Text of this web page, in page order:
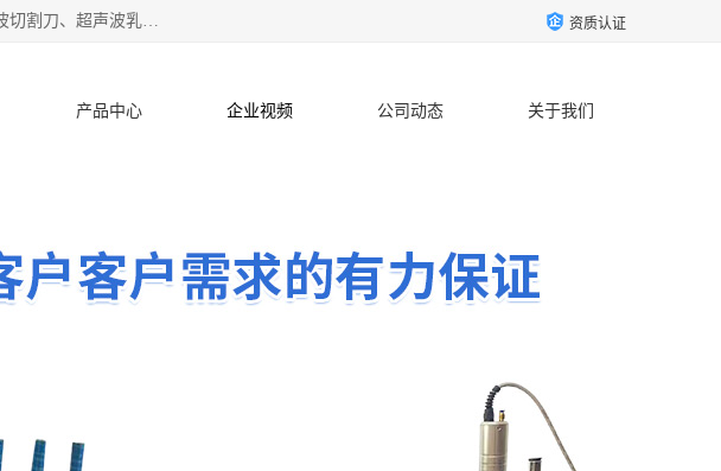
杭州振源超声设备有限公司主营产品：超声波分散机、超声波搅拌机、超声波均质机、超声波破碎机、超声波切割刀、超声波乳化机、超声波提取机、超声波振动棒等设备。秉承诚信经营、品质至上的服务宗旨，与多家企业建立了长期的合作关系。公司坚持以质量赢市场，以服务赢客户，始终以客户利益为中心。 资质认证
产品中心 企业视频 公司动态 关于我们